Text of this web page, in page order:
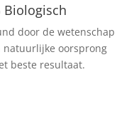
Biologisch
door de wetenschap
natuurlijke oorsprong
beste resultaat.